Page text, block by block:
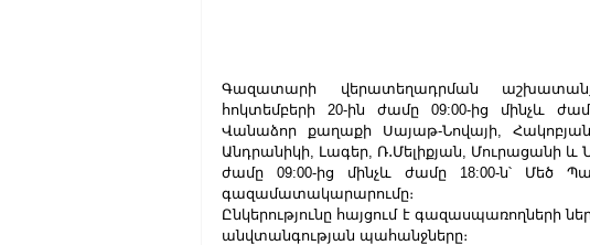
Գազատարի վերատեղադրման
հոկտեմբերի 20-ին ժամը 09:00-ից մինչև
Վանաձոր քաղաքի Սայաթ-Նովայի,
Անդրանիկի, Լագեր, Ռ․Մելիքյան, Մուրացանի
ժամը 09:00-ից մինչև ժամը 18:00-ն՝ Մեծ
գազամատակարարումը։
Ընկերությունը հայցում է գազասպառողների
անվտանգության պահանջները։